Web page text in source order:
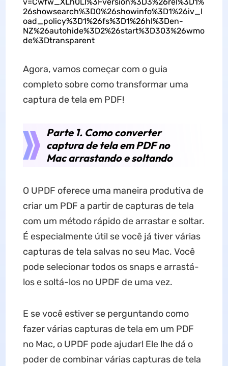
26showsearch%3D0%26showinfo%3D1%26iv_l
oad_policy%3D1%26fs%3D1%26hl%3Den-
NZ%26autohide%3D2%26start%3D303%26wmo
de%3Dtransparent
Agora, vamos começar com o guia
completo sobre como transformar uma
captura de tela em PDF!
Parte 1. Como converter
captura de tela em PDF no
Mac arrastando e soltando
O UPDF oferece uma maneira produtiva de
criar um PDF a partir de capturas de tela
com um método rápido de arrastar e soltar.
É especialmente útil se você já tiver várias
capturas de tela salvas no seu Mac. Você
pode selecionar todos os snaps e arrastá-
los e soltá-los no UPDF de uma vez.
E se você estiver se perguntando como
fazer várias capturas de tela em um PDF
no Mac, o UPDF pode ajudar! Ele lhe dá o
poder de combinar várias capturas de tela